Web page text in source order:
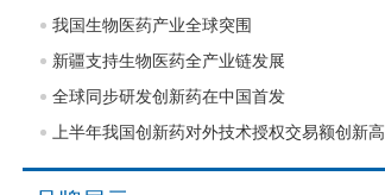
我国生物医药产业全球突围
新疆支持生物医药全产业链发展
全球同步研发创新药在中国首发
上半年我国创新药对外技术授权交易额创新高